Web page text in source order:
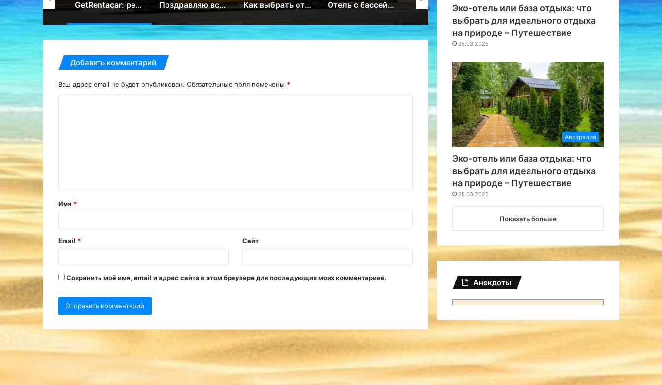
GetRentacar: решение транспортного вопроса в любом уголке планеты – Путешествие Поздравляю всех женщин с 8 марта! – Путешествие Как выбрать отель в Иркутске? Советы для комфортного отдыха – Путешествие Отель с бассейном в Пересыпи – Путешествие Я ищу экскурсии на tripse.ru – Путешествие Статьи про Америку, древние города: наследие Мачу-Пикчу Древние города. О чем говорят камни
Добавить комментарий
Ваш адрес email не будет опубликован. Обязательные поля помечены *
т
а
й
*
Имя *
Email * Сайт
Сохранить моё имя, email и адрес сайта в этом браузере для последующих моих комментариев.
Эко-отель или база отдыха: что
выбрать для идеального отдыха
на природе – Путешествие
25.03.2025
Австралия
Эко-отель или база отдыха: что
выбрать для идеального отдыха
на природе – Путешествие
25.03.2025
Показать больше
Анекдоты